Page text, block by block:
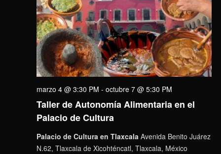
Taller de Autonomía Alimentaria en el
Palacio de Cultura
marzo 4 @ 3:30 PM - octubre 7 @ 5:30 PM
Palacio de Cultura en Tlaxcala Avenida Benito Juárez
N.62, Tlaxcala de Xicohténcatl, Tlaxcala, México